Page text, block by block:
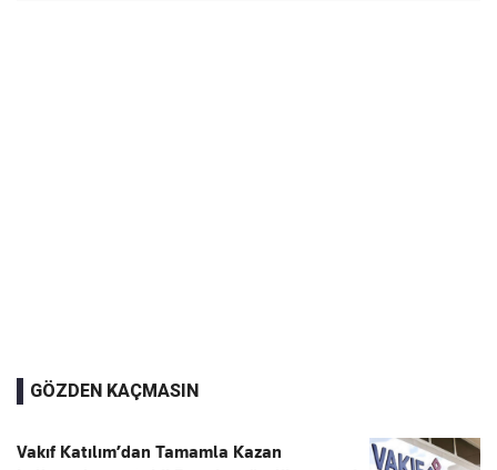
GÖZDEN KAÇMASIN
Vakıf Katılım’dan Tamamla Kazan